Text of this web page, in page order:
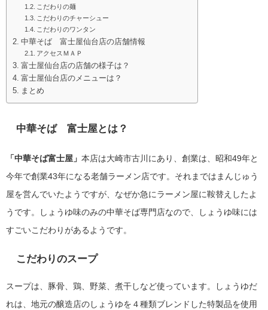
こだわりの麺
こだわりのチャーシュー
こだわりのワンタン
中華そば 富士屋仙台店の店舗情報
アクセスＭＡＰ
富士屋仙台店の店舗の様子は？
富士屋仙台店のメニューは？
まとめ
中華そば 富士屋とは？
「中華そば富士屋」 本店は大崎市古川にあり、創業は、昭和49年と
今年で創業43年になる老舗ラーメン店です。それまではまんじゅう
屋を営んでいたようですが、なぜか急にラーメン屋に鞍替えしたよ
うです。しょうゆ味のみの中華そば専門店なので、しょうゆ味には
すごいこだわりがあるようです。
こだわりのスープ
スープは、豚骨、鶏、野菜、煮干しなど使っています。しょうゆだ
れは、地元の醸造店のしょうゆを４種類ブレンドした特製品を使用